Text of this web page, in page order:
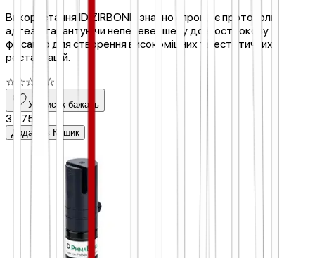
Використання ID ZIRBOND значно спрощує протоколи
адгезії, гарантуючи неперевершену довгострокову
фіксацію для створення високоміцних та естетичних
реставрацій.
☆ ☆☆ ☆
У список бажань
3 675 ₴
Додати в Кошик